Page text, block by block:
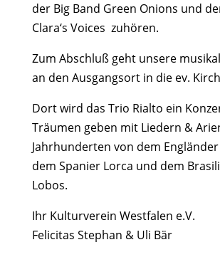
der Big Band Green Onions und
Clara‘s Voices zuhören.
Zum Abschluß geht unsere
an den Ausgangsort in die ev.
Dort wird das Trio Rialto ein
Träumen geben mit Liedern &
Jahrhunderten von dem
dem Spanier Lorca und dem
Lobos.
Ihr Kulturverein Westfalen e.V.
Felicitas Stephan & Uli Bär